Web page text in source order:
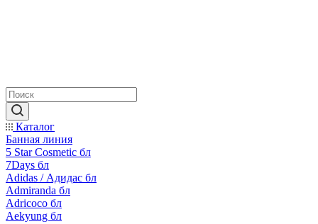
Каталог
Банная линия
5 Star Cosmetic бл
7Days бл
Adidas / Адидас бл
Admiranda бл
Adricoco бл
Aekyung бл